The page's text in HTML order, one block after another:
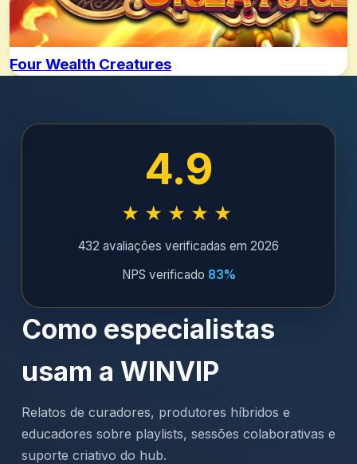
Four Wealth Creatures
4.9
★★★★★
432 avaliações verificadas em 2026
NPS verificado 83%
Como especialistas
usam a WINVIP
Relatos de curadores, produtores híbridos e
educadores sobre playlists, sessões colaborativas e
suporte criativo do hub.